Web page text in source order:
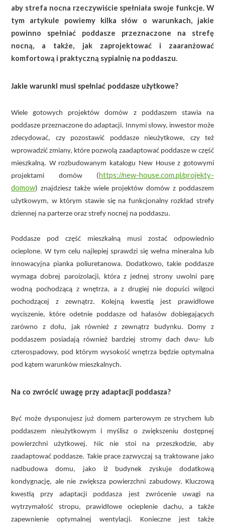
aby strefa nocna rzeczywiście spełniała swoje funkcje. W
tym artykule powiemy kilka słów o warunkach, jakie
powinno spełniać poddasze przeznaczone na strefę
nocną, a także, jak zaprojektować i zaaranżować
komfortową i praktyczną sypialnię na poddaszu.
Jakie warunki musi spełniać poddasze użytkowe?
Wiele gotowych projektów domów z poddaszem stawia na
poddasze przeznaczone do adaptacji. Innymi słowy, inwestor może
zdecydować, czy pozostawić poddasze nieużytkowe, czy też
wprowadzić zmiany, które pozwolą zaadaptować poddasze w część
mieszkalną. W rozbudowanym katalogu New House z gotowymi
projektami domów (https://new-house.com.pl/projekty-
domow) znajdziesz także wiele projektów domów z poddaszem
użytkowym, w którym stawie się na funkcjonalny rozkład strefy
dziennej na parterze oraz strefy nocnej na poddaszu.
Poddasze pod część mieszkalną musi zostać odpowiednio
ocieplone. W tym celu najlepiej sprawdzi się wełna mineralna lub
innowacyjna pianka poliuretanowa. Dodatkowo, takie poddasze
wymaga dobrej paroizolacji, która z jednej strony uwolni parę
wodną pochodzącą z wnętrza, a z drugiej nie dopuści wilgoci
pochodzącej z zewnątrz. Kolejną kwestią jest prawidłowe
wyciszenie, które odetnie poddasze od hałasów dobiegających
zarówno z dołu, jak również z zewnątrz budynku. Domy z
poddaszem posiadają również bardziej stromy dach dwu- lub
czterospadowy, pod którym wysokość wnętrza będzie optymalna
pod kątem warunków mieszkalnych.
Na co zwrócić uwagę przy adaptacji poddasza?
Być może dysponujesz już domem parterowym ze strychem lub
poddaszem nieużytkowym i myślisz o zwiększeniu dostępnej
powierzchni użytkowej. Nic nie stoi na przeszkodzie, aby
zaadaptować poddasze. Takie prace zazwyczaj są traktowane jako
nadbudowa domu, jako iż budynek zyskuje dodatkową
kondygnację, ale nie zwiększa powierzchni zabudowy. Kluczową
kwestią przy adaptacji poddasza jest zwrócenie uwagi na
wytrzymałość stropu, prawidłowe ocieplenie dachu, a także
zapewnienie optymalnej wentylacji. Konieczne jest także